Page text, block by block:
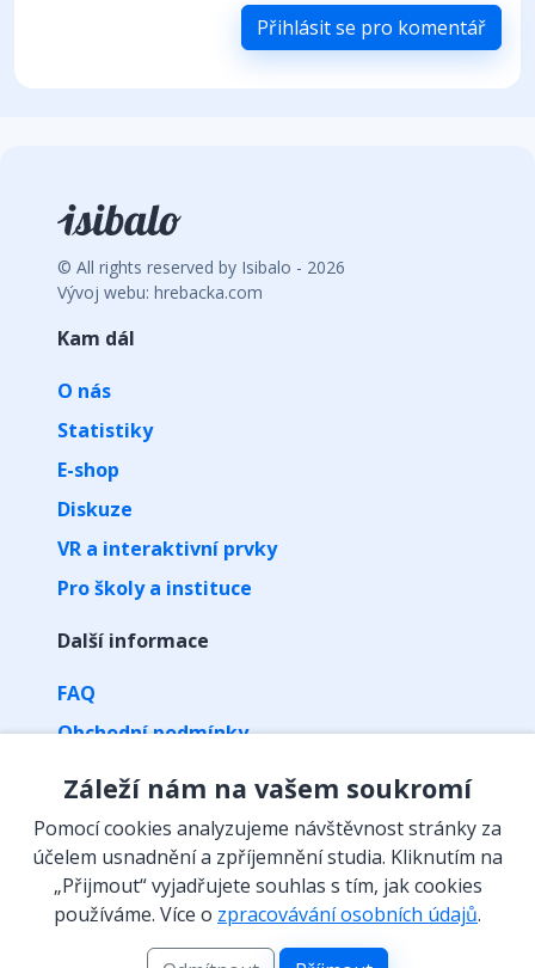
Přihlásit se pro komentář
© All rights reserved by Isibalo - 2026
Vývoj webu: hrebacka.com
Kam dál
O nás
Statistiky
E-shop
Diskuze
VR a interaktivní prvky
Pro školy a instituce
Další informace
FAQ
Obchodní podmínky
Zpracování osobních údajů
Vyzvednutí předplatného kódem
Isibalo na sítích
Záleží nám na vašem soukromí
Pomocí cookies analyzujeme návštěvnost stránky za
účelem usnadnění a zpříjemnění studia. Kliknutím na
„Přijmout“ vyjadřujete souhlas s tím, jak cookies
používáme. Více o zpracovávání osobních údajů.